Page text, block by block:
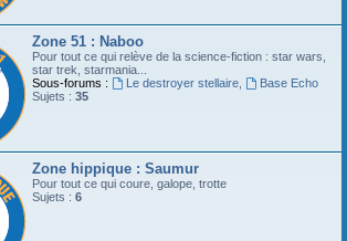
Zone 51 : Naboo
Pour tout ce qui relève de la science-fiction : star wars,
star trek, starmania...
Sous-forums :
Le destroyer stellaire,
Base Echo
Sujets : 35
Zone hippique : Saumur
Pour tout ce qui coure, galope, trotte
Sujets : 6